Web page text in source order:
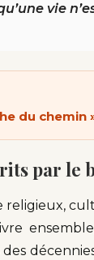
vie
du
par le
religieux,